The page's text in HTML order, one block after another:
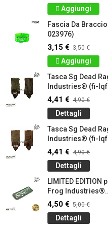
Aggiungi
Fascia Da
023976)
3,15 € 3,50 €
Aggiungi
Tasca Sg Dead
Industries® (fi-
4,41 € 4,90 €
Dettagli
Tasca Sg Dead
Industries® (fi-
4,41 € 4,90 €
Dettagli
LIMITED EDITION
Frog
4,50 € 5,00 €
Dettagli